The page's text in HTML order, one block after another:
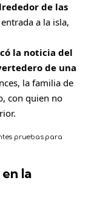
de las
a la isla,
la noticia del
de una
la familia de
con quien no
pruebas para
la